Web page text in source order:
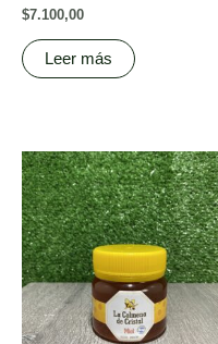
$7.100,00
Leer más